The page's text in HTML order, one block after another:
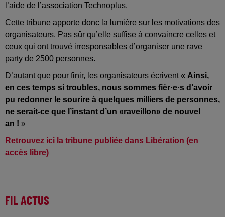
l’aide de l’association Technoplus.
Cette tribune apporte donc la lumière sur les motivations des
organisateurs. Pas sûr qu’elle suffise à convaincre celles et
ceux qui ont trouvé irresponsables d’organiser une rave
party de 2500 personnes.
D’autant que pour finir, les organisateurs écrivent « Ainsi,
en ces temps si troubles, nous sommes fièr·e·s d’avoir
pu redonner le sourire à quelques milliers de personnes,
ne serait-ce que l’instant d’un «raveillon» de nouvel
an ! »
Retrouvez ici la tribune publiée dans Libération (en
accès libre)
FIL ACTUS